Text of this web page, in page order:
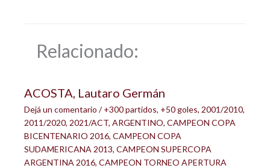
Relacionado:
ACOSTA, Lautaro Germán
Dejá un comentario /+300 partidos, +50 goles, 2001/2010,
2011/2020, 2021/ACT, ARGENTINO, CAMPEON COPA
BICENTENARIO 2016, CAMPEON COPA
SUDAMERICANA 2013, CAMPEON SUPERCOPA
ARGENTINA 2016, CAMPEON TORNEO APERTURA